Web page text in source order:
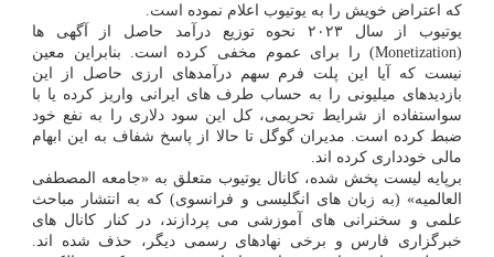
که اعتراض خویش را به یوتیوب اعلام نموده است.
یوتیوب از سال ۲۰۲۳ نحوه توزیع درآمد حاصل از آگهی ها
(Monetization) را برای عموم مخفی کرده است. بنابراین معین
نیست که آیا این پلت فرم سهم درآمدهای ارزی حاصل از این
بازدیدهای میلیونی را به حساب طرف های ایرانی واریز کرده یا با
سواستفاده از شرایط تحریمی، کل این سود دلاری را به نفع خود
ضبط کرده است. مدیران گوگل تا حالا از پاسخ شفاف به این ابهام
مالی خودداری کرده اند.
برپایه لیست پخش شده، کانال یوتیوب متعلق به «جامعه المصطفی
العالمیه» (به زبان های انگلیسی و فرانسوی) که به انتشار مباحث
علمی و سخنرانی های آموزشی می پردازند، در کنار کانال های
خبرگزاری فارس و برخی نهادهای رسمی دیگر، حذف شده اند.